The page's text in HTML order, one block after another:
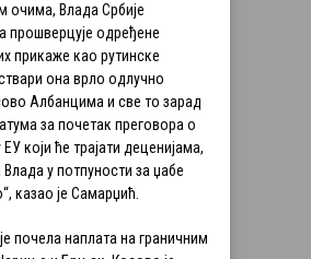
очима, Влада Србије
прошверцује одређене
прикаже као рутинске
она врло одлучно
Албанцима и све то зарад
за почетак преговора о
који ће трајати деценијама,
у потпуности за џабе
казао је Самарџић.
почела наплата на граничним